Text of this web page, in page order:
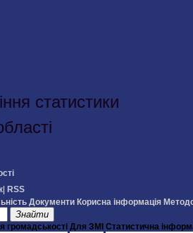
статистики
| RSS
Документи Корисна інформація
Знайти
громадськості Для ЗМІ Статистична